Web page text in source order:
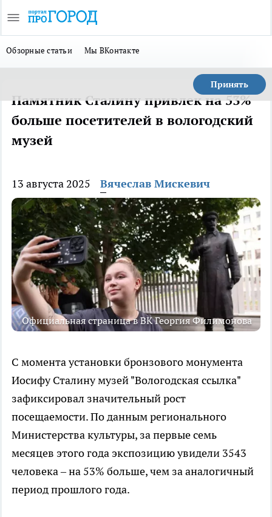
Обзорные статьи Мы ВКонтакте
Принять
Памятник Сталину привлек на 53%
больше посетителей в вологодский
музей
13 августа 2025 Вячеслав Мискевич
Официальная страница в ВК Георгия Филимонова
С момента установки бронзового монумента
Иосифу Сталину музей "Вологодская ссылка"
зафиксировал значительный рост
посещаемости. По данным регионального
Министерства культуры, за первые семь
месяцев этого года экспозицию увидели 3543
человека – на 53% больше, чем за аналогичный
период прошлого года.